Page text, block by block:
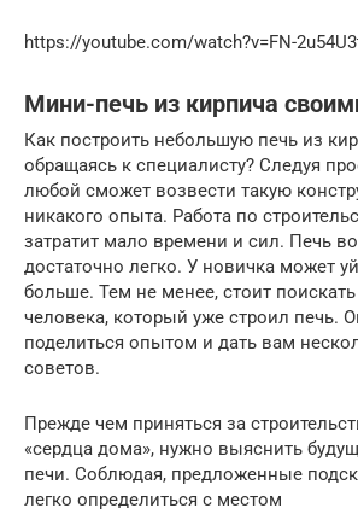
https://youtube.com/watch?v=FN-
Мини-печь из кирпича
Как построить небольшую печь из
обращаясь к специалисту? Следуя
любой сможет возвести такую
никакого опыта. Работа по
затратит мало времени и сил. Печь
достаточно легко. У новичка может
больше. Тем не менее, стоит
человека, который уже строил печь.
поделиться опытом и дать вам
советов.
Прежде чем приняться за
«сердца дома», нужно выяснить
печи. Соблюдая, предложенные
легко определиться с местом